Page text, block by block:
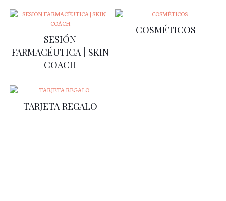
SESIÓN
FARMACÉUTICA | SKIN
COACH
COSMÉTICOS
TARJETA REGALO